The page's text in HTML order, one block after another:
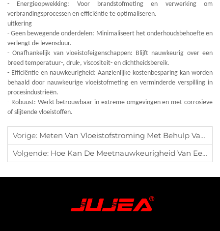
- Energieopwekking: Voor brandstofmeting en verwerking om
verbrandingsprocessen en efficiëntie te optimaliseren.
uitkering
- Geen bewegende onderdelen: Minimaliseert het onderhoudsbehoefte en
verlengt de levensduur.
- Onafhankelijk van vloeistofeigenschappen: Blijft nauwkeurig over een
breed temperatuur-, druk-, viscositeit- en dichtheidsbereik.
- Efficiëntie en nauwkeurigheid: Aanzienlijke kostenbesparing kan worden
behaald door nauwkeurige vloeistofmeting en verminderde verspilling in
procesindustrieën.
- Robuust: Werkt betrouwbaar in extreme omgevingen en met corrosieve
of slijtende vloeistoffen.
Vorige: Meten Van Vloeistofstroming Met Behulp Van Druktransducers
Volgende: Hoe Kan De Meetnauwkeurigheid Van Een Turbinedebietmeter Worden Verbeterd